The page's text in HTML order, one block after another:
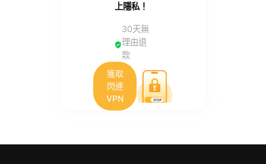
上隱私！
30天無
理由退
款
獲取
閃連
VPN